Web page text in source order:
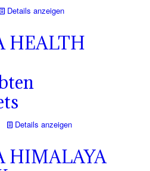
Details anzeigen
HEALTH
Details anzeigen
HIMALAYA